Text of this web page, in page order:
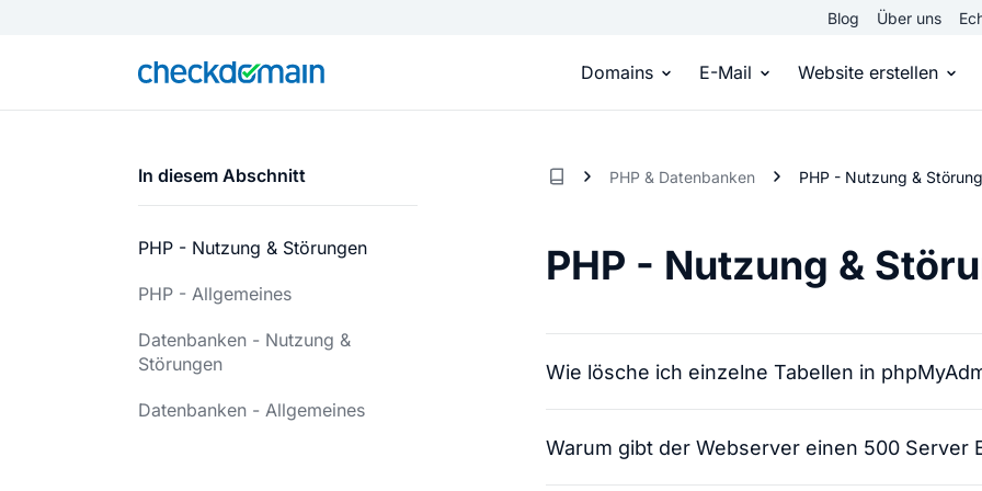
Blog Über uns
Domains
Domain kaufen
Du hast die Idee, wir die passende Domain
Top Level Domains
Domain registrieren
Einfach & schnell beim Domain-Profi
E-Mail
Eigene Email Domain
Erstelle Deine eigene E-
E-Mail-Hosting
Website erstellen
Website
Erstelle
Online-
Bringe dein
In diesem Abschnitt
PHP - Nutzung & Störungen
PHP - Allgemeines
Datenbanken - Nutzung &
Störungen
Datenbanken - Allgemeines
PHP & Datenbanken PHP - Nutzung &
PHP - Nutzung &
Wie lösche ich einzelne Tabellen in
Warum gibt der Webserver einen 500 Server